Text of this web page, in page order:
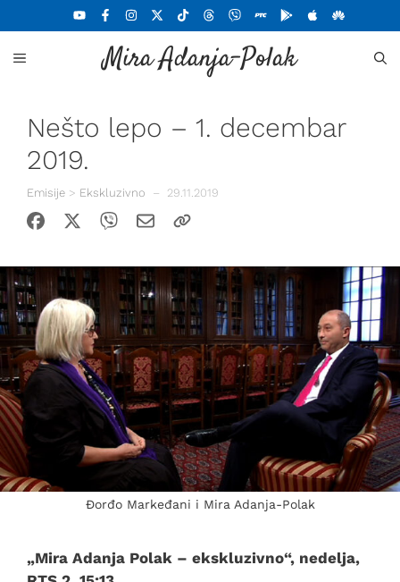
na
sadržaj
Mira Adanja-Polak
MENU
Nešto lepo – 1. decembar
2019.
Emisije > Ekskluzivno – 29.11.2019
Đorđo Markeđani i Mira Adanja-Polak
„Mira Adanja Polak – ekskluzivno“, nedelja,